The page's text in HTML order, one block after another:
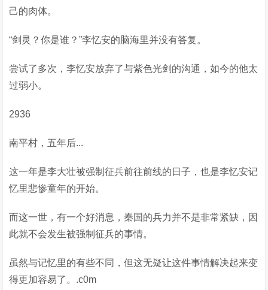
己的肉体。
“剑灵？你是谁？”李忆安的脑海里并没有答复。
尝试了多次，李忆安放弃了与紫色光剑的沟通，如今的他太
过弱小。
2936
南平村，五年后...
这一年是李大壮被强制征兵前往前线的日子，也是李忆安记
忆里悲惨童年的开始。
而这一世，有一个好消息，秦国的兵力并不是非常紧缺，因
此就不会发生被强制征兵的事情。
虽然与记忆里的有些不同，但这无疑让这件事情解决起来变
得更加容易了。.c0m